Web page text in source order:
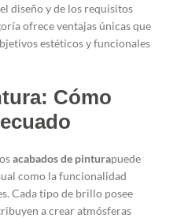
diseño y de los requisitos
ofrece ventajas únicas que
estéticos y funcionales
Cómo
acabados de pinturapuede
como la funcionalidad
Cada tipo de brillo posee
a crear atmósferas